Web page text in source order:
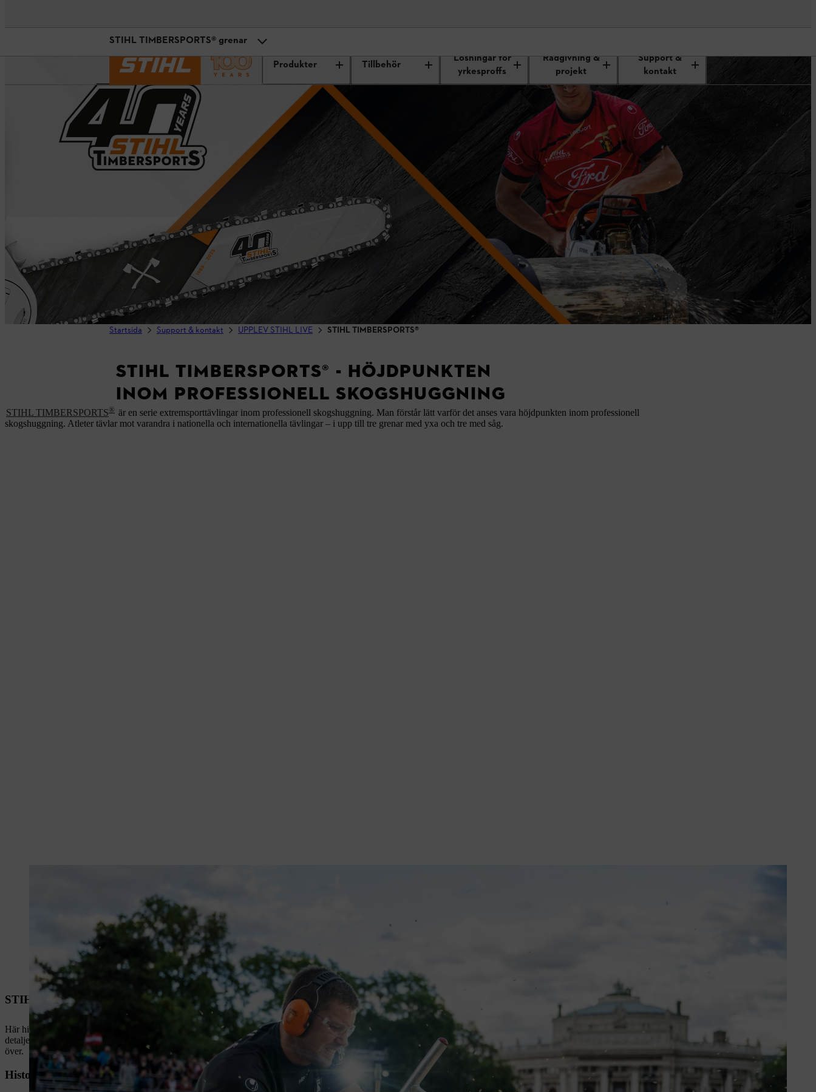
Produkter Tillbehör
Lösningar för
yrkesproffs
Rådgivning &
projekt
Support &
kontakt
Startsida Support & kontakt UPPLEV STIHL LIVE STIHL TIMBERSPORTS®
STIHL TIMBERSPORTS® - HÖJDPUNKTEN
INOM PROFESSIONELL SKOGSHUGGNING
STIHL TIMBERSPORTS® är en serie extremsporttävlingar inom professionell skogshuggning. Man förstår lätt varför det anses vara höjdpunkten inom professionell
skogshuggning. Atleter tävlar mot varandra i nationella och internationella tävlingar – i upp till tre grenar med yxa och tre med såg.
STIHL TIMBERSPORTS® grenar
STIHL TIMBERSPORTS®-evenemang
Historien bakom STIHL TIMBERSPORTS®
STIHL TIMBERSPORTS® grenar
STIHL TIMBERSPORTS®-evenemang
Här hittar du en översikt över alla officiella STIHL TIMBERSPORTS®-evenemang och tävlingar runt om i världen. Vi erbjuder en omfattande evenemangsplan med
detaljerad information om vad som händer på evenemanget, datum och tider för köp av biljetter, om det finns en livesändning från evenemanget och resultat när tävlingen är
över.
Historien bakom STIHL TIMBERSPORTS®